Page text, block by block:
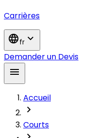
Carrières
languagefr expand_more
Demander un Devis
menu
Accueil
chevron_right
Courts